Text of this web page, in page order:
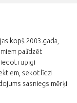
kopš 2003.gada,
palīdzēt
rūpīgi
sekot līdzi
sasniegs mērķi.